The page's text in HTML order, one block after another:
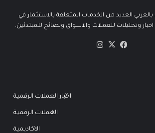
العديد من الخدمات المتعلقة بالاستثمار في
وتحليلات للعملات والاسواق ونصائح للمبتدئين.
فيسبوك
‫X
اخبار العملات الرقمية
العملات الرقمية
الاكاديمية